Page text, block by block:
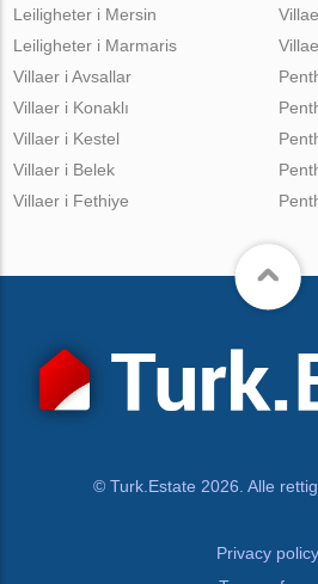
Leiligheter i Mersin
Leiligheter i Marmaris
Villaer i Avsallar
Villaer i Konaklı
Villaer i Kestel
Villaer i Belek
Villaer i Fethiye
© Turk.Estate 2026. Alle
Privacy policy